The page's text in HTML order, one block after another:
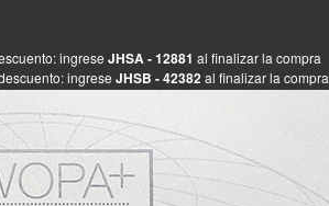
ingrese JHSA - 12881 al finalizar la compra
ingrese JHSB - 42382al finalizar la compra